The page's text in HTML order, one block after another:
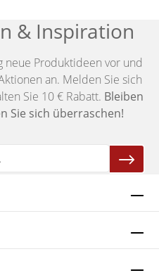
& Inspiration
neue Produktideen vor und
an. Melden Sie sich
Sie 10 € Rabatt. Bleiben
Sie sich überraschen!